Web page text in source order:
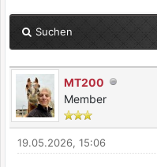
Suchen
MT200
Member
19.05.2026, 15:06